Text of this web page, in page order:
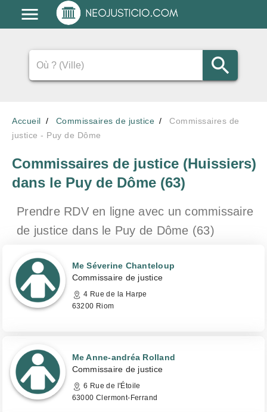
Accueil Commissaires de justice
Commissaires de
justice - Puy de Dôme
Commissaires de justice (Huissiers)
dans le Puy de Dôme (63)
Prendre RDV en ligne avec un commissaire
de justice dans le Puy de Dôme (63)
Me Séverine Chanteloup
Commissaire de justice
4 Rue de la Harpe
63200 Riom
Me Anne-andréa Rolland
Commissaire de justice
6 Rue de l'Étoile
63000 Clermont-Ferrand